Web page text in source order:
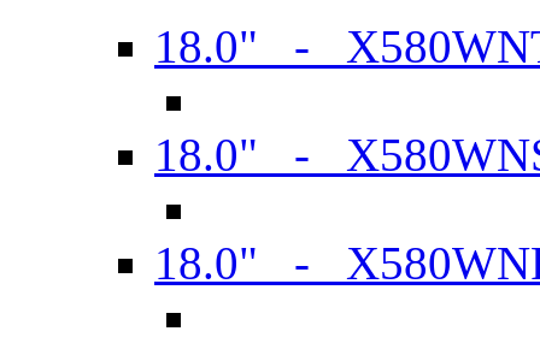
18.0" -
18.0" -
18.0" -